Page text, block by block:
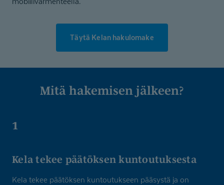
Täytä Kelan hakulomake
Mitä hakemisen jälkeen?
1
Kela tekee päätöksen kuntoutuksesta
Kela tekee päätöksen kuntoutukseen pääsystä ja on